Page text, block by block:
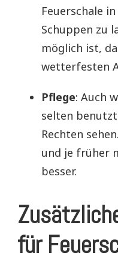
Feuerschale
Schuppen zu
möglich ist,
wetterfesten
Pflege: Auch
selten
Rechten
und je früher
besser.
für